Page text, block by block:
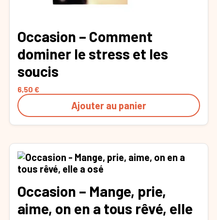
Occasion – Comment
dominer le stress et les
soucis
6,50 €
Ajouter au panier
Occasion – Mange, prie,
aime, on en a tous rêvé, elle